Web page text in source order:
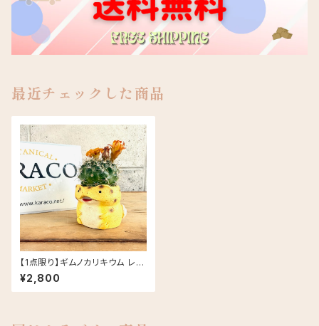
最近チェックした商品
【1点限り】ギムノカリキウム レオ
パ 多肉植物 クラッスラ レオパー
ドゲッコー ヒョウモントカゲモド
キ レジン鉢
¥2,800